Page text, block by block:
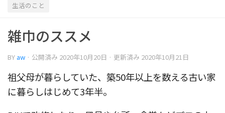
生活のこと
雑巾のススメ
BY aw · 公開済み 2020年10月20日 · 更新済み 2020年10月21日
祖父母が暮らしていた、築50年以上を数える古い家
に暮らしはじめて3年半。